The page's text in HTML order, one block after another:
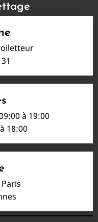
à 19:00
18:00